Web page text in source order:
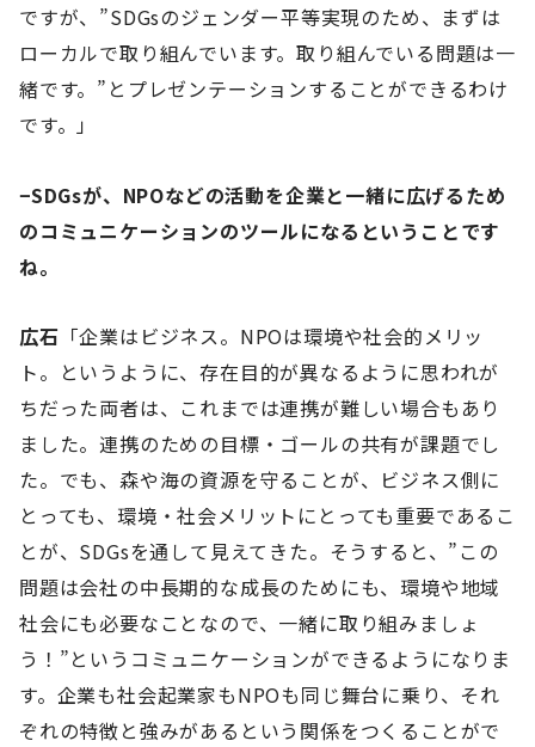
ですが、”SDGsのジェンダー平等実現のため、まずは
ローカルで取り組んでいます。取り組んでいる問題は一
緒です。”とプレゼンテーションすることができるわけ
です。」
−SDGsが、NPOなどの活動を企業と一緒に広げるため
のコミュニケーションのツールになるということです
ね。
広石 「企業はビジネス。NPOは環境や社会的メリッ
ト。というように、存在目的が異なるように思われが
ちだった両者は、これまでは連携が難しい場合もあり
ました。連携のための目標・ゴールの共有が課題でし
た。でも、森や海の資源を守ることが、ビジネス側に
とっても、環境・社会メリットにとっても重要であるこ
とが、SDGsを通して見えてきた。そうすると、”この
問題は会社の中長期的な成長のためにも、環境や地域
社会にも必要なことなので、一緒に取り組みましょ
う！”というコミュニケーションができるようになりま
す。企業も社会起業家もNPOも同じ舞台に乗り、それ
ぞれの特徴と強みがあるという関係をつくることがで